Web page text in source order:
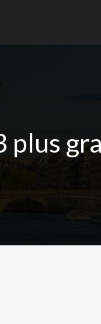
plus